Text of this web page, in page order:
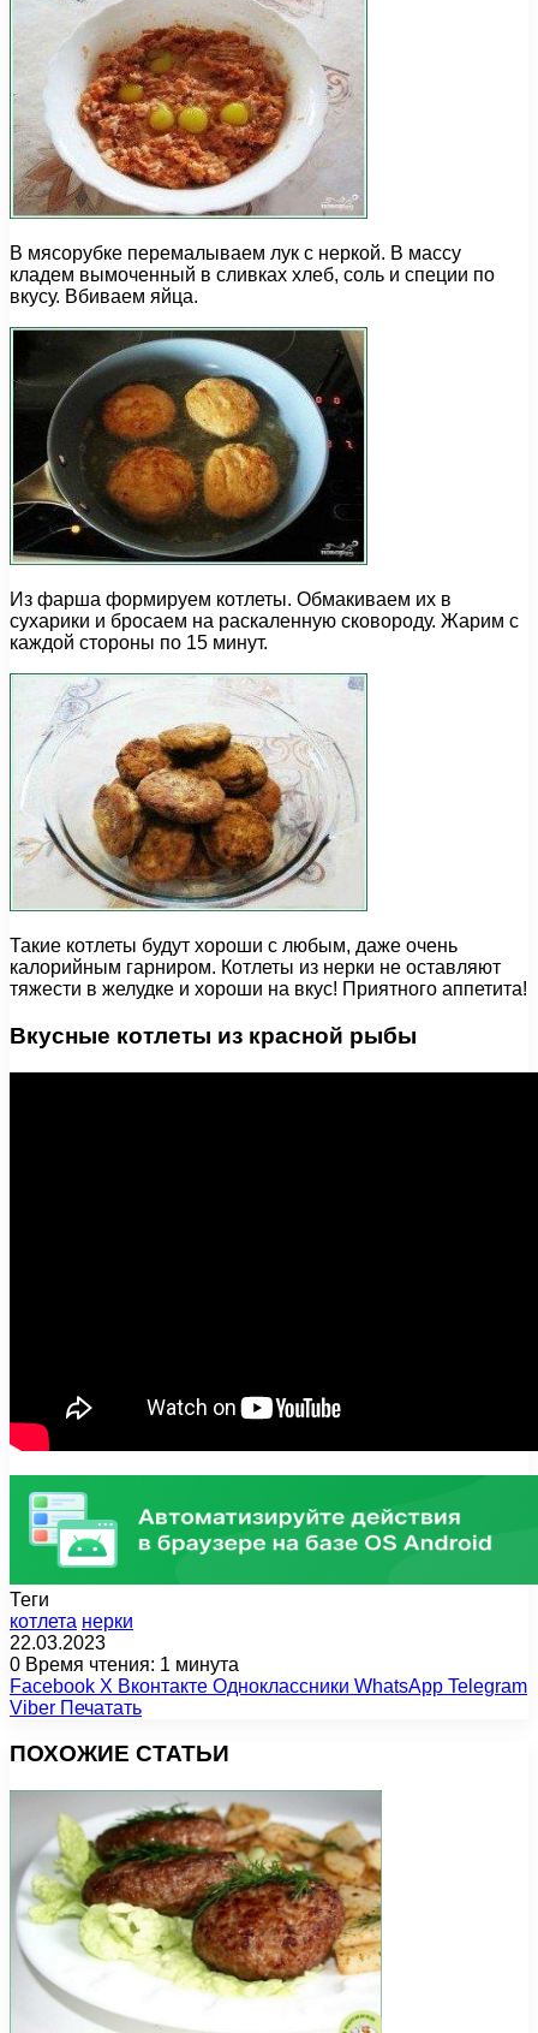
В мясорубке перемалываем лук с неркой. В массу
кладем вымоченный в сливках хлеб, соль и специи по
вкусу. Вбиваем яйца.
Из фарша формируем котлеты. Обмакиваем их в
сухарики и бросаем на раскаленную сковороду. Жарим с
каждой стороны по 15 минут.
Такие котлеты будут хороши с любым, даже очень
калорийным гарниром. Котлеты из нерки не оставляют
тяжести в желудке и хороши на вкус! Приятного аппетита!
Вкусные котлеты из красной рыбы
Теги
котлета нерки
22.03.2023
0 Время чтения: 1 минута
Facebook X Вконтакте Одноклассники WhatsApp Telegram
Viber Печатать
ПОХОЖИЕ СТАТЬИ